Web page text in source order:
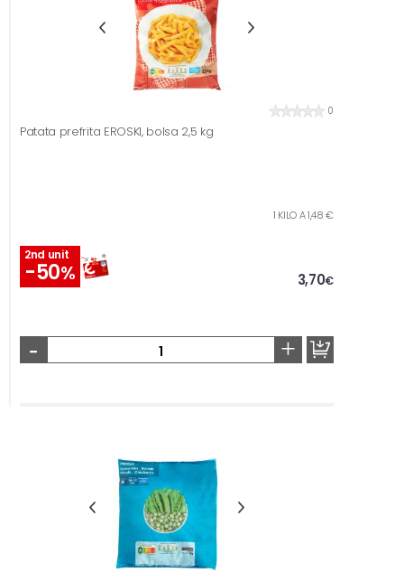
0
Patata prefrita EROSKI, bolsa 2,5 kg
1 KILO A 1,48 €
2nd unit
-50% 3,70€
- +